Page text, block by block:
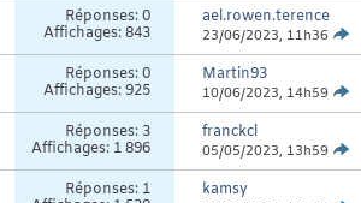
Réponses:0
Affichages: 843
ael.rowen.terence
23/06/2023, 11h36
Réponses:0
Affichages: 925
Martin93
10/06/2023, 14h59
Réponses: 3
Affichages: 1 896
franckcl
05/05/2023, 13h59
Réponses: 1
kamsy